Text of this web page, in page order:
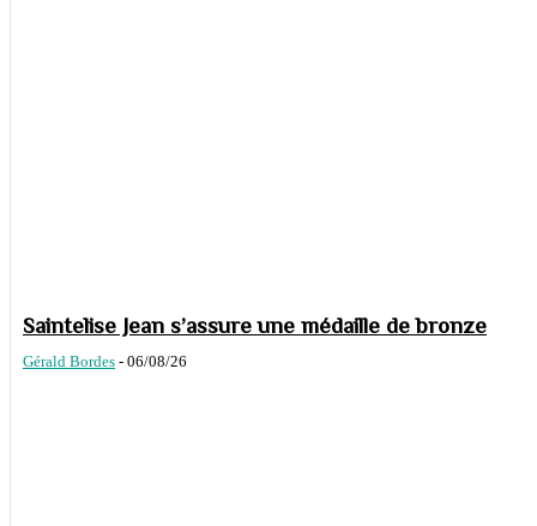
Saintelise Jean s’assure une médaille de bronze
Gérald Bordes - 06/08/26